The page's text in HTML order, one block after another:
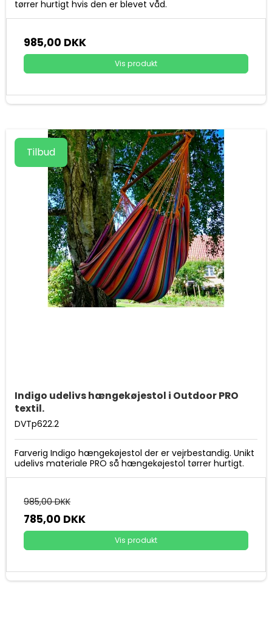
tørrer hurtigt hvis den er blevet våd.
985,00 DKK
Vis produkt
Tilbud
Indigo udelivs hængekøjestol i Outdoor PRO
textil.
DVTp622.2
Farverig Indigo hængekøjestol der er vejrbestandig. Unikt
udelivs materiale PRO så hængekøjestol tørrer hurtigt.
985,00 DKK
785,00 DKK
Vis produkt